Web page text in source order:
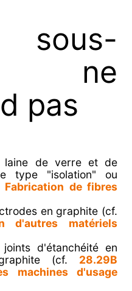
ne
pas
de verre et de
type "isolation" ou
Fabrication de fibres
en graphite (cf.
d'autres matériels
d'étanchéité en
(cf. 28.29B
machines d'usage